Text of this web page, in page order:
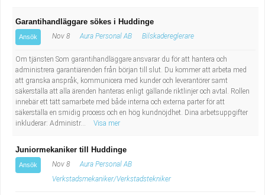
Garantihandläggare sökes i Huddinge
Ansök Nov 8 Aura Personal AB Bilskadereglerare
Om tjänsten Som garantihandläggare ansvarar du för att hantera och
administrera garantiärenden från början till slut. Du kommer att arbeta med
att granska anspråk, kommunicera med kunder och leverantörer samt
säkerställa att alla ärenden hanteras enligt gällande riktlinjer och avtal. Rollen
innebär ett tätt samarbete med både interna och externa parter för att
säkerställa en smidig process och en hög kundnöjdhet. Dina arbetsuppgifter
inkluderar: Administr...
Visa mer
Juniormekaniker till Huddinge
Ansök Nov 8
Aura Personal AB
Verkstadsmekaniker/Verkstadstekniker